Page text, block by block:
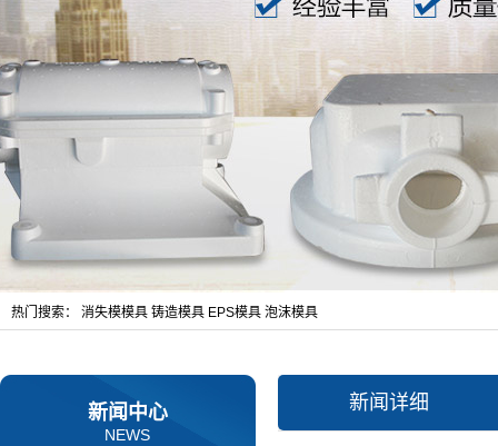
热门搜索： 消失模模具 铸造模具 EPS模具 泡沫模具
新闻中心
NEWS
新闻详细